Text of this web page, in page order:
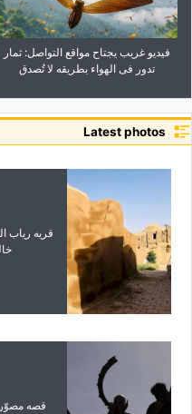
فیدیو غریب یجتاح مواقع التواصل: ثمار
تدور فی الهواء بطریقه لا تُصدق
Latest photos
قریه ریاب
قصه